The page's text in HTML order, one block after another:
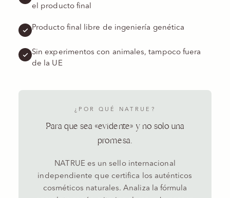
el producto final
Producto final libre de ingeniería genética
Sin experimentos con animales, tampoco fuera
de la UE
¿POR QUÉ NATRUE?
Para que sea «evidente» y no solo una
promesa.
NATRUE es un sello internacional
independiente que certifica los auténticos
cosméticos naturales. Analiza la fórmula